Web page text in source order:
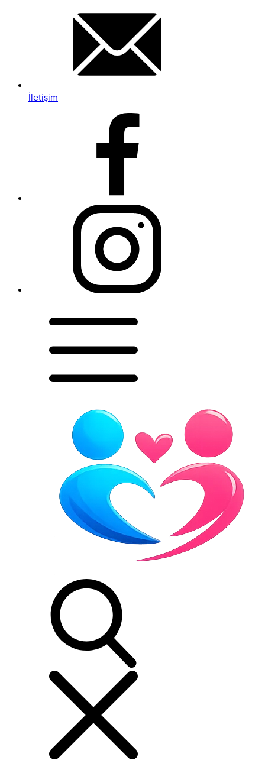
İletişim